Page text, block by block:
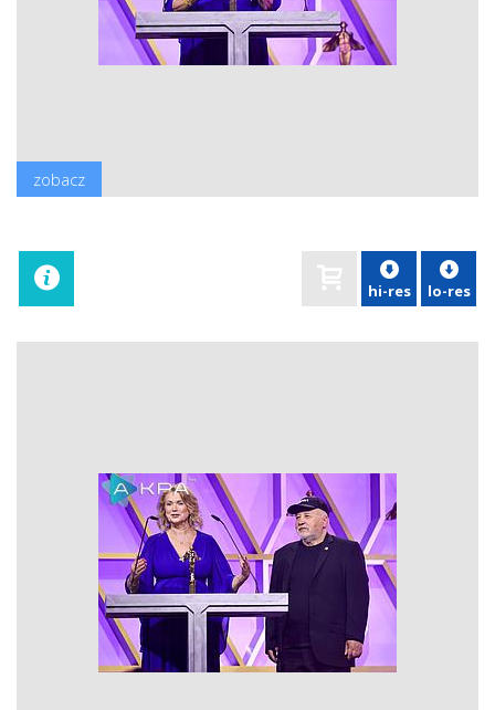
zobacz
hi-res lo-res